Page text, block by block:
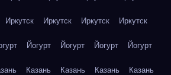
Иркутск Иркутск Иркутск Иркутск
Йогурт Йогурт Йогурт Йогурт
Казань Казань Казань Казань